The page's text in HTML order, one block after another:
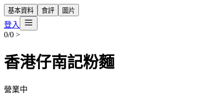
基本資料 食評 圖片
登入
0/0 >
香港仔南記粉麵
營業中